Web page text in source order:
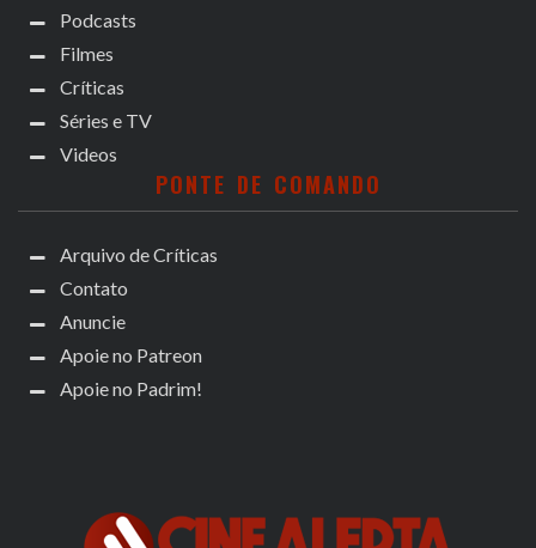
Podcasts
Filmes
Críticas
Séries e TV
Videos
PONTE DE COMANDO
Arquivo de Críticas
Contato
Anuncie
Apoie no Patreon
Apoie no Padrim!